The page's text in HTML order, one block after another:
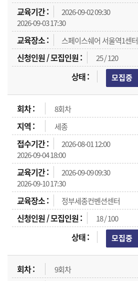
2026-09-02 09:30
2026-09-03 17:30
스페이스쉐어 서울역1센터
25 / 120
모집중
8회차
세종
2026-08-01 12:00
2026-09-04 18:00
2026-09-09 09:30
2026-09-10 17:30
정부세종컨벤션센터
18 / 100
모집중
9회차